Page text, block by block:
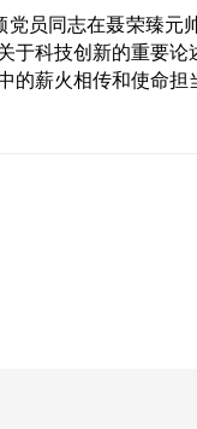
员同志在聂荣臻
科技创新的重要
的薪火相传和使命担